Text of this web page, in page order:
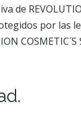
de
por las